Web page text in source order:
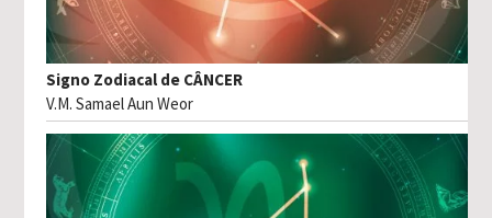
Signo Zodiacal de CÂNCER
V.M. Samael Aun Weor